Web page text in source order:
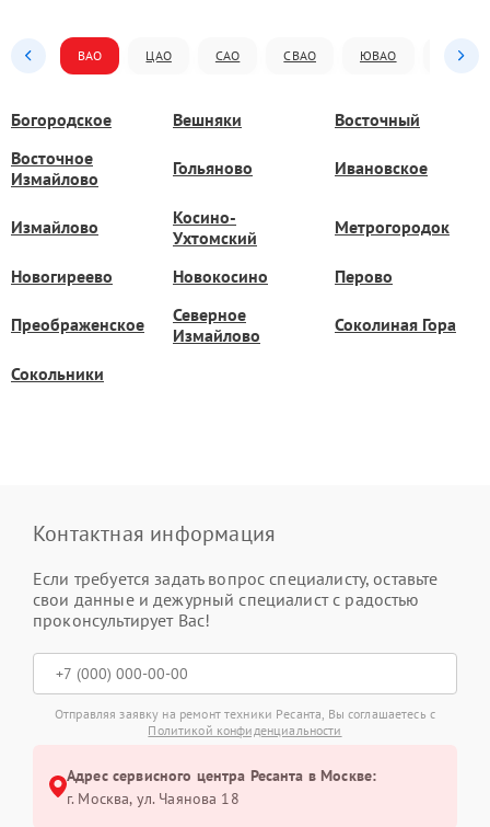
ВАО ЦАО САО СВАО ЮВАО ЮАО
Богородское Вешняки
Восточный
Восточное
Измайлово
Гольяново Ивановское
Измайлово
Косино-
Ухтомский
Метрогородок
Новогиреево Новокосино Перово
Преображенское
Северное
Измайлово
Соколиная Гора
Сокольники
Контактная информация
Если требуется задать вопрос специалисту, оставьте
свои данные и дежурный специалист с радостью
проконсультирует Вас!
Отправляя заявку на ремонт техники Ресанта, Вы соглашаетесь с
Политикой конфиденциальности
Адрес сервисного центра Ресанта в Москве:
г. Москва, ул. Чаянова 18